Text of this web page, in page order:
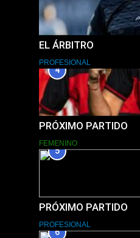
EL ÁRBITRO
PROFESIONAL
4
PRÓXIMO PARTIDO
FEMENINO
5
PRÓXIMO PARTIDO
PROFESIONAL
6